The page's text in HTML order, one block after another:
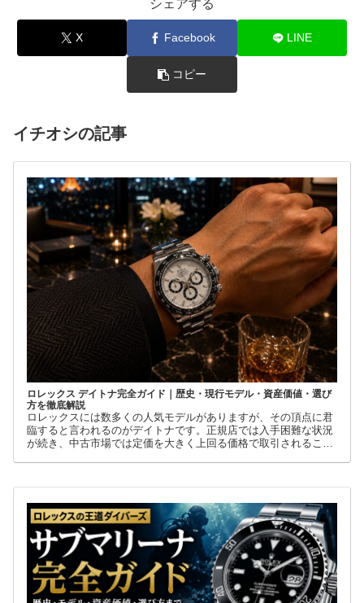
シェアする
X Facebook LINE
コピー
イチオシの記事
ロレックス デイトナ完全ガイド｜歴史・現行モデル・資産価値・選び
方を徹底解説
ロレックスには数多くの人気モデルがありますが、その頂点に君
臨すると言われるのがデイトナです。正規店では入手困難な状況
が続き、中古市場では定価を大きく上回る価格で取引されること